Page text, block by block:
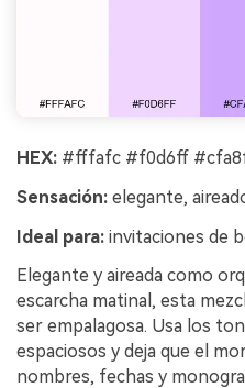
HEX: #fffafc #f0d6ff
Sensación: elegante,
Ideal para: invitaciones de
Elegante y aireada como
escarcha matinal, esta
ser empalagosa. Usa los
espaciosos y deja que el
nombres, fechas y